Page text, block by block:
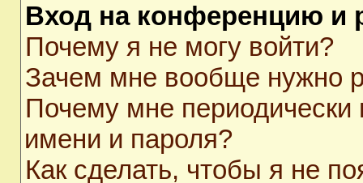
Вход на конференцию и
Почему я не могу войти?
Зачем мне вообще нужно
Почему мне периодически
имени и пароля?
Как сделать, чтобы я не